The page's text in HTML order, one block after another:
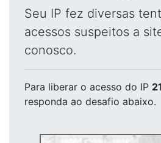
Seu IP fez diversas
acessos suspeitos a
conosco.
Para liberar o acesso do IP
responda ao desafio abaixo.